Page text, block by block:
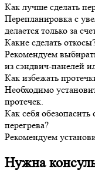
Как лучше сделать
Перепланировка с
делается только за
Какие сделать
Рекомендуем
из сэндвич-панелей
Как избежать
Необходимо
протечек.
Как себя обезопасить
перегрева?
Рекомендуем
Нужна